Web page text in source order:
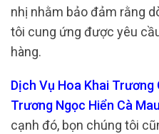
nhị nhằm bảo đảm rằng
tôi cung ứng được yêu
hàng.
Dịch Vụ Hoa Khai Trương
Trương Ngọc Hiển Cà
cạnh đó, bọn chúng tôi